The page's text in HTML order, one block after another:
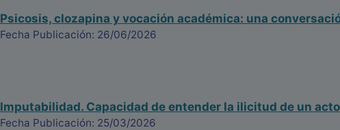
Psicosis, clozapina y vocación académica: una
Fecha Publicación: 26/06/2026
Imputabilidad. Capacidad de entender la ilicitud de un acto
Fecha Publicación: 25/03/2026